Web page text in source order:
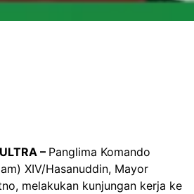
– Panglima Komando
XIV/Hasanuddin, Mayor
melakukan kunjungan kerja ke